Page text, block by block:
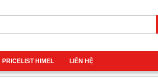
PRICELIST HIMEL LIÊN HỆ